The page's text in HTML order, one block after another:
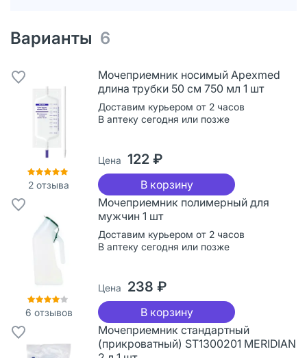
Варианты 6
2 отзыва
Мочеприемник носимый Apexmed
длина трубки 50 см 750 мл 1 шт
Доставим курьером от 2 часов
В аптеку сегодня или позже
Цена 122 ₽
В корзину
6 отзывов
Мочеприемник полимерный для
мужчин 1 шт
Доставим курьером от 2 часов
В аптеку сегодня или позже
Цена 238 ₽
В корзину
Мочеприемник стандартный
(прикроватный) ST1300201 MERIDIAN